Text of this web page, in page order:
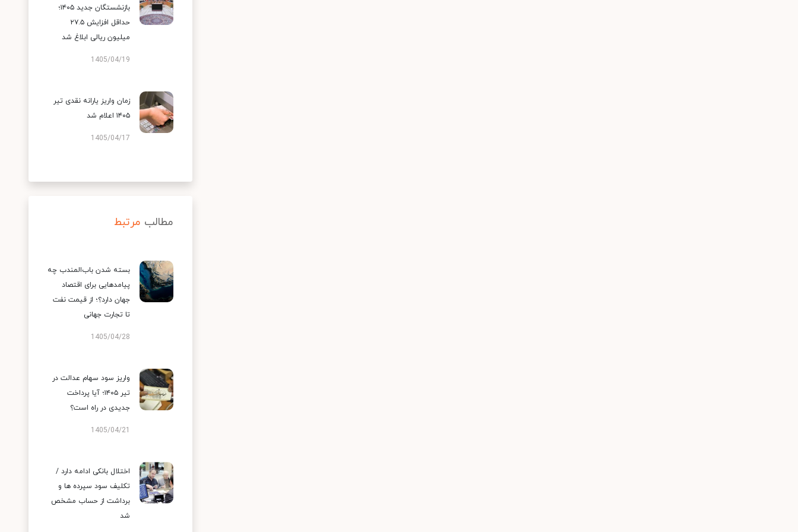
بازنشستگان جدید ۱۴۰۵؛
حداقل افزایش ۲۷.۵
میلیون ریالی ابلاغ شد
1405/04/19
زمان واریز یارانه نقدی تیر
۱۴۰۵ اعلام شد
1405/04/17
مطالب مرتبط
بسته شدن باب‌المندب چه
پیامدهایی برای اقتصاد
جهان دارد؟؛ از قیمت نفت
تا تجارت جهانی
1405/04/28
واریز سود سهام عدالت در
تیر ۱۴۰۵؛ آیا پرداخت
جدیدی در راه است؟
1405/04/21
اختلال بانکی ادامه دارد /
تکلیف سود سپرده ها و
برداشت از حساب مشخص
شد